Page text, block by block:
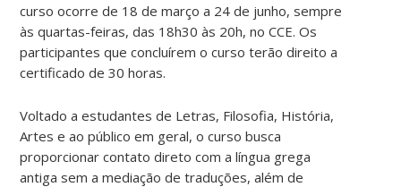
curso ocorre de 18 de março a 24 de junho, sempre
às quartas-feiras, das 18h30 às 20h, no CCE. Os
participantes que concluírem o curso terão direito a
certificado de 30 horas.
Voltado a estudantes de Letras, Filosofia, História,
Artes e ao público em geral, o curso busca
proporcionar contato direto com a língua grega
antiga sem a mediação de traduções, além de